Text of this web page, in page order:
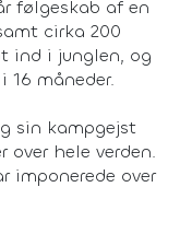
følgeskab af en
cirka 200
ind i junglen, og
måneder.
sin kampgejst
over hele verden.
imponerede over